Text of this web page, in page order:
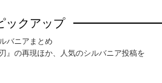
ックアップ
バニアまとめ
刃』の再現ほか、人気のシルバニア投稿を